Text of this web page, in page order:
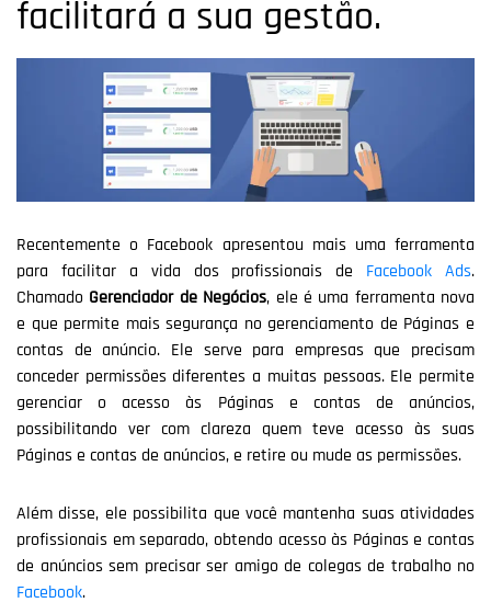
facilitará a sua gestão.
Recentemente o Facebook apresentou mais uma ferramenta
para facilitar a vida dos profissionais de Facebook Ads.
Chamado Gerenciador de Negócios, ele é uma ferramenta nova
e que permite mais segurança no gerenciamento de Páginas e
contas de anúncio. Ele serve para empresas que precisam
conceder permissões diferentes a muitas pessoas. Ele permite
gerenciar o acesso às Páginas e contas de anúncios,
possibilitando ver com clareza quem teve acesso às suas
Páginas e contas de anúncios, e retire ou mude as permissões.
Além disse, ele possibilita que você mantenha suas atividades
profissionais em separado, obtendo acesso às Páginas e contas
de anúncios sem precisar ser amigo de colegas de trabalho no
Facebook.